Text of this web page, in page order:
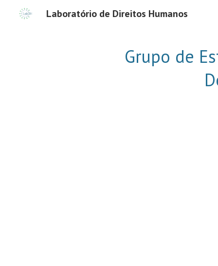
Laboratório de Direitos Humanos
Grupo de